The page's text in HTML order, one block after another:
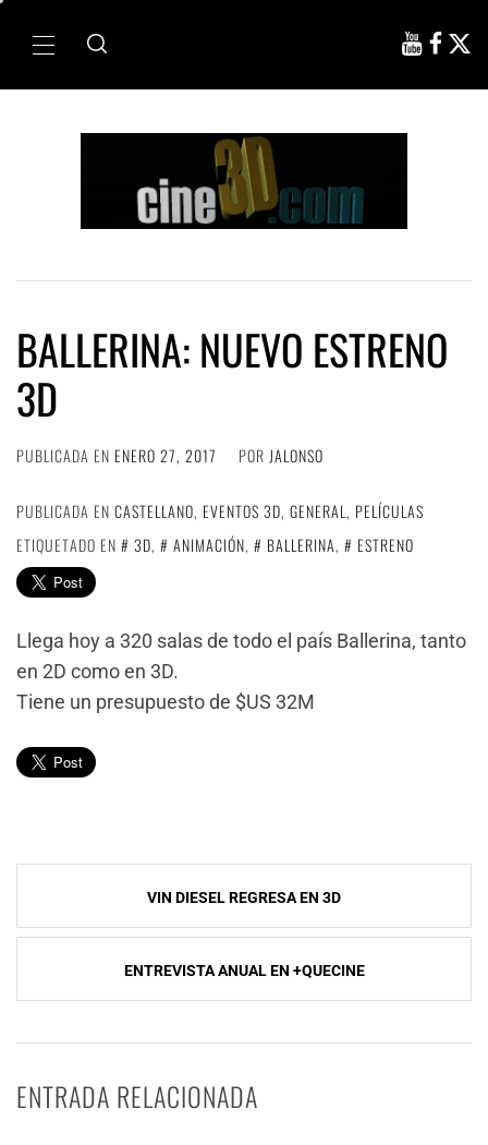
Menú
BALLERINA: NUEVO ESTRENO
3D
PUBLICADA EN ENERO 27, 2017 POR JALONSO
PUBLICADA EN CASTELLANO, EVENTOS 3D, GENERAL, PELÍCULAS
ETIQUETADO EN
3D, ANIMACIÓN, BALLERINA, ESTRENO
Llega hoy a 320 salas de todo el país Ballerina, tanto
en 2D como en 3D.
Tiene un presupuesto de $US 32M
Navegación
de
VIN DIESEL REGRESA EN 3D
ENTREVISTA ANUAL EN +QUECINE
ENTRADA RELACIONADA